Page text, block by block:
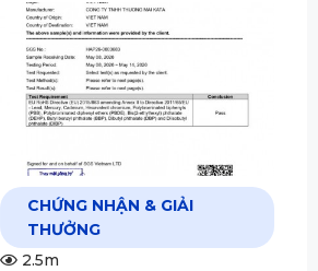
CHỨNG NHẬN & GIẢI
THƯỞNG
2.5m